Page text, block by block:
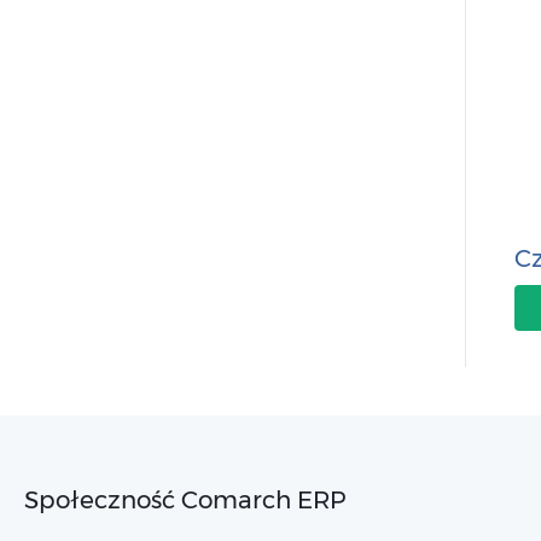
Społeczność Comarch ERP